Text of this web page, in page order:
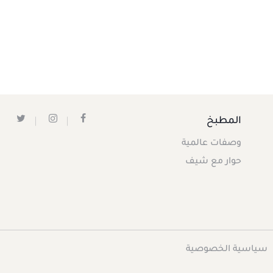
المطبخ
وصفات عالمية
حوار مع شيف
سياسية الخصوصية